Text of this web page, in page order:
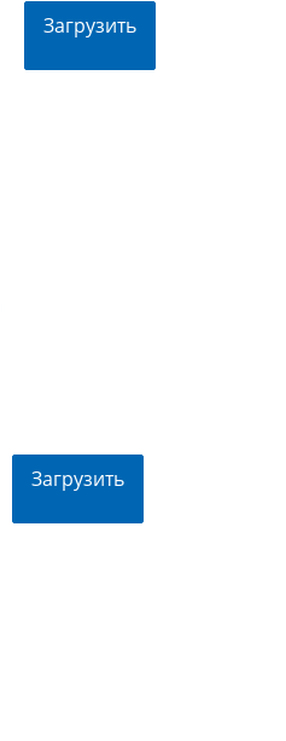
Загрузить
Загрузить